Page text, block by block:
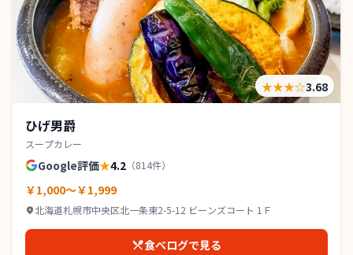
★★★☆3.68
ひげ男爵
スープカレー
Google評価★4.2 （814件）
￥1,000～￥1,999
北海道札幌市中央区北一条東2-5-12 ビーンズコート 1Ｆ
食べログで見る